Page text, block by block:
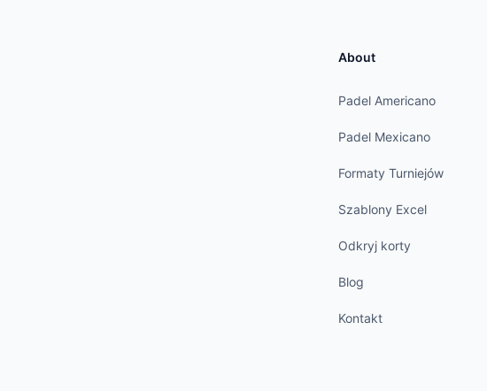
About
Padel Americano
Padel Mexicano
Formaty Turniejów
Szablony Excel
Odkryj korty
Blog
Kontakt